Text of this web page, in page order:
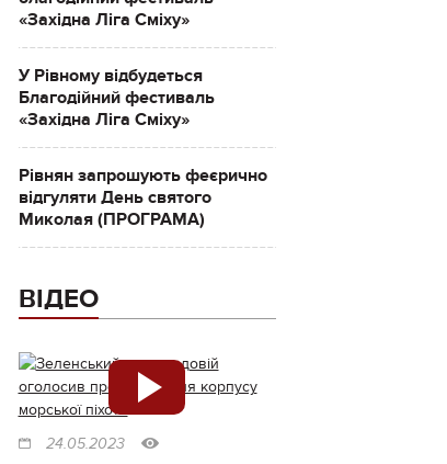
«Західна Ліга Сміху»
У Рівному відбудеться
Благодійний фестиваль
«Західна Ліга Сміху»
Рівнян запрошують феєрично
відгуляти День святого
Миколая (ПРОГРАМА)
ВІДЕО
24.05.2023